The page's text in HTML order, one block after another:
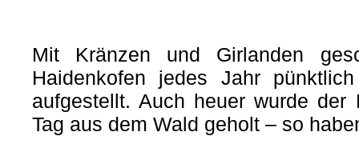
Mit Kränzen und Girlanden
Haidenkofen jedes Jahr
aufgestellt. Auch heuer wurde
Tag aus dem Wald geholt – so